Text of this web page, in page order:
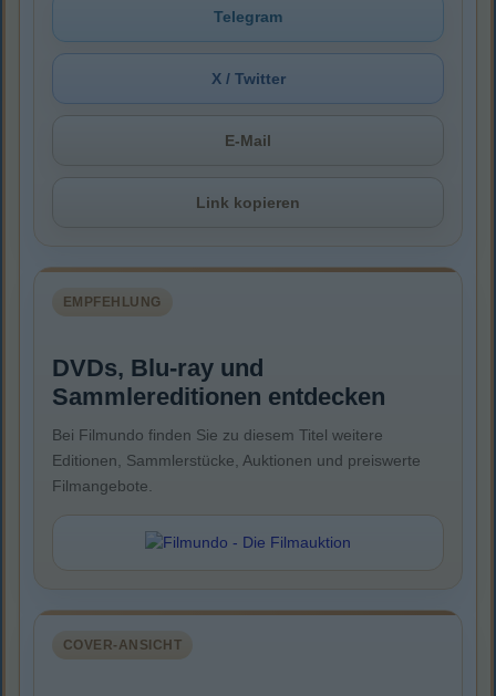
Telegram
X / Twitter
E-Mail
Link kopieren
EMPFEHLUNG
DVDs, Blu-ray und
Sammlereditionen entdecken
Bei Filmundo finden Sie zu diesem Titel weitere
Editionen, Sammlerstücke, Auktionen und preiswerte
Filmangebote.
COVER-ANSICHT